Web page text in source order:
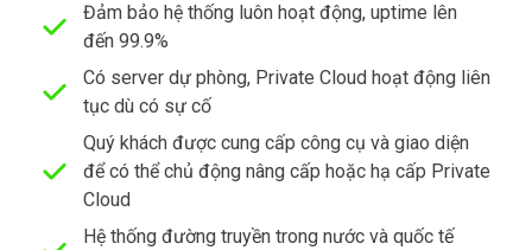
Đảm bảo hệ thống luôn hoạt động, uptime lên
đến 99.9%
Có server dự phòng, Private Cloud hoạt động liên
tục dù có sự cố
Quý khách được cung cấp công cụ và giao diện
để có thể chủ động nâng cấp hoặc hạ cấp Private
Cloud
Hệ thống đường truyền trong nước và quốc tế